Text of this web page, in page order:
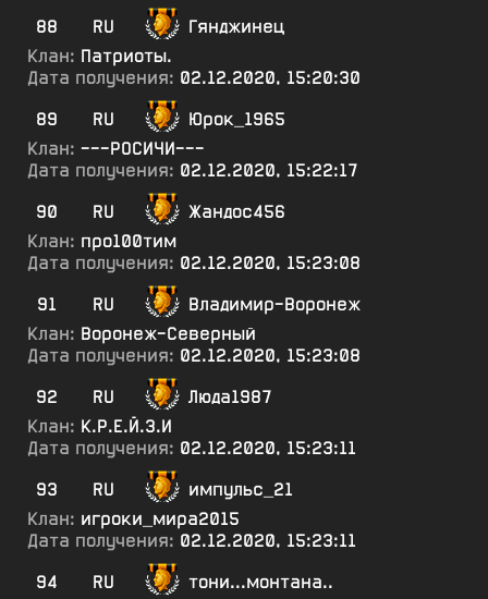
88
RU
Гянджинец
Клан: Патриоты.
Дата получения: 02.12.2020, 15:20:30
89
RU
Юрок_1965
Клан: ---РОСИЧИ---
Дата получения: 02.12.2020, 15:22:17
90
RU
Жандос456
Клан: про100тим
Дата получения: 02.12.2020, 15:23:08
91
RU
Владимир-Воронеж
Клан: Воронеж-Северный
Дата получения: 02.12.2020, 15:23:08
92
RU
Люда1987
Клан: К.Р.Е.Й.З.И
Дата получения: 02.12.2020, 15:23:11
93
RU
импульс_21
Клан: игроки_мира2015
Дата получения: 02.12.2020, 15:23:11
94
RU
тони...монтана..